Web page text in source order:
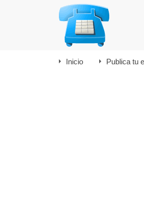
Inicio Publica tu